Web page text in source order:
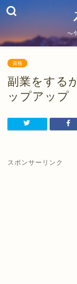
資格
副業をする
ップアップ
スポンサーリンク